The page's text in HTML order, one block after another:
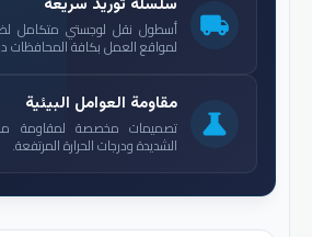
local_shipping
أسطول نقل لوجستي متكامل
لمواقع العمل بكافة المحافظات
science
مقاومة العوامل البيئية
تصميمات مخصصة لمقاومة
الشديدة ودرجات الحرارة المرتفعة.